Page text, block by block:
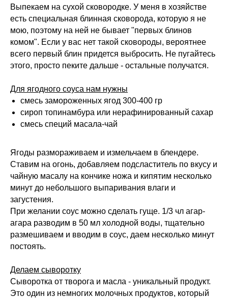
Выпекаем на сухой сковородке. У меня в хозяйстве
есть специальная блинная сковорода, которую я не
мою, поэтому на ней не бывает "первых блинов
комом". Если у вас нет такой сковороды, вероятнее
всего первый блин придется выбросить. Не пугайтесь
этого, просто пеките дальше - остальные получатся.
Для ягодного соуса нам нужны
смесь замороженных ягод 300-400 гр
сироп топинамбура или нерафинированный сахар
смесь специй масала-чай
Ягоды размораживаем и измельчаем в блендере.
Ставим на огонь, добавляем подсластитель по вкусу и
чайную масалу на кончике ножа и кипятим несколько
минут до небольшого выпаривания влаги и
загустения.
При желании соус можно сделать гуще. 1/3 чл агар-
агара разводим в 50 мл холодной воды, тщательно
размешиваем и вводим в соус, даем несколько минут
постоять.
Делаем сыворотку
Сыворотка от творога и масла - уникальный продукт.
Это один из немногих молочных продуктов, который